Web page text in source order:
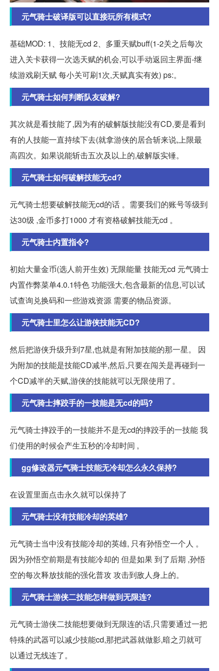
元气骑士破译版可以直接玩所有模式?
基础MOD: 1、技能无cd 2、多重天赋buff(1-2关之后每次
进入关卡获得一次选天赋的机会,可以手动返回主界面-继
续游戏刷天赋 每小关可刷1次,天赋真实有效) ps:。
元气骑士如何判断队友破解?
其次就是看技能了,因为有的破解版技能没有CD,要是看到
有的人技能一直持续下去(就拿游侠的居合斩来说,上限最
高四次。如果说能斩击五次及以上的,破解版实锤。
元气骑士如何破解技能无cd?
元气骑士想要破解技能无cd的话 。需要我们的账号等级到
达30级 ,金币多打1000 才有资格破解技能无cd 。
元气骑士内置指令?
初始大量金币(选人前开生效) 无限能量 技能无cd 元气骑士
内置作弊菜单4.0.1特色 功能强大,包含最新的信息,可以试
试查询兑换码和一些游戏资源 需要的物品资源。
元气骑士里怎么让游侠技能无CD?
然后把游侠升级升到7星,也就是有附加技能的那一星。 因
为附加的技能是技能CD减半,然后,只要在闯关是再碰到一
个CD减半的天赋,游侠的技能就可以无限使用了。
元气骑士摔跤手的一技能是无cd的吗?
元气骑士摔跤手的一技能并不是无cd的摔跤手的一技能 我
们使用的时候会产生五秒的冷却时间 ,
gg修改器元气骑士技能无冷却怎么永久保持?
在设置里面点击永久就可以保持了
元气骑士没有技能冷却的英雄?
元气骑士当中没有技能冷却的英雄, 只有孙悟空一个人 。
因为孙悟空前期是有技能冷却的 但是如果 到了后期 ,孙悟
空的每次释放技能的强化普攻 攻击到敌人身上的。
元气骑士游侠二技能怎样做到无限连?
元气骑士游侠二技能想要做到无限连的话,只需要通过一把
特殊的武器可以减少技能cd,那把武器就做影,暗之刃就可
以通过无线连了。